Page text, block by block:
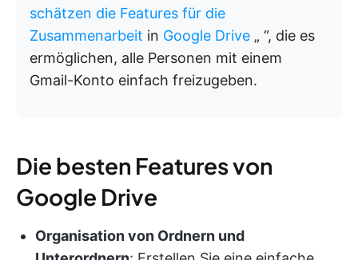
schätzen die Features für die
Zusammenarbeit in Google Drive „ “, die es
ermöglichen, alle Personen mit einem
Gmail-Konto einfach freizugeben.
Die besten Features von
Google Drive
Organisation von Ordnern und